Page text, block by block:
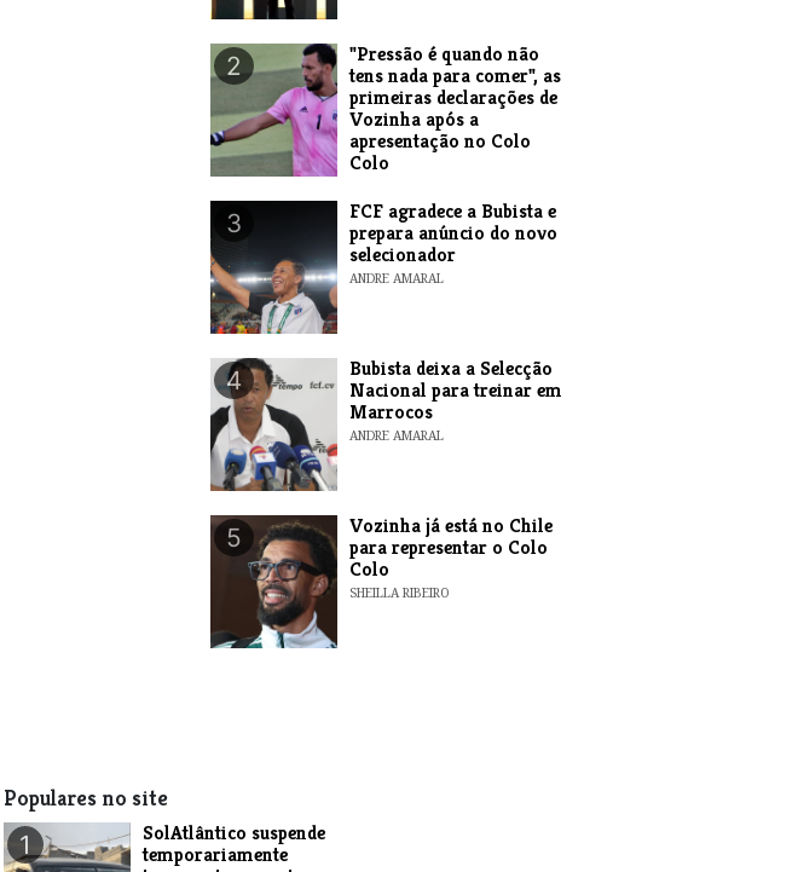
2
"Pressão é quando não
tens nada para comer", as
primeiras declarações de
Vozinha após a
apresentação no Colo
Colo
3
FCF agradece a Bubista e
prepara anúncio do novo
selecionador
ANDRE AMARAL
4
Bubista deixa a Selecção
Nacional para treinar em
Marrocos
ANDRE AMARAL
5
Vozinha já está no Chile
para representar o Colo
Colo
SHEILLA RIBEIRO
Populares no site
1
SolAtlântico suspende
temporariamente